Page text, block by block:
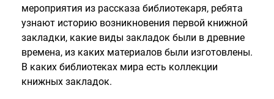
мероприятия из рассказа библиотекаря, ребята
узнают историю возникновения первой книжной
закладки, какие виды закладок были в древние
времена, из каких материалов были изготовлены.
В каких библиотеках мира есть коллекции
книжных закладок.